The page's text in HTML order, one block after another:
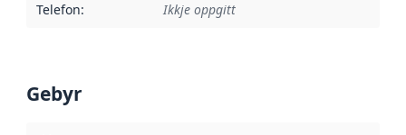
Telefon: Ikkje oppgitt
Gebyr